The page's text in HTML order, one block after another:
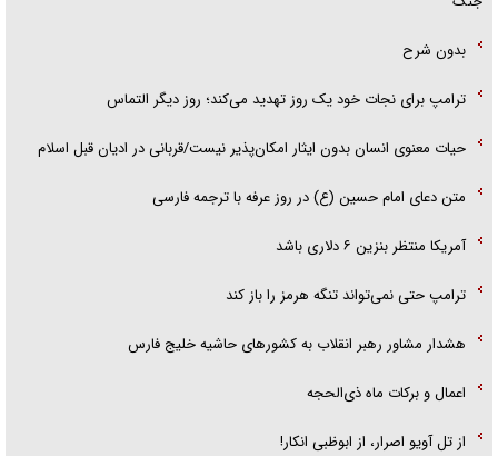
بدون شرح
ترامپ برای نجات خود یک روز تهدید می‌کند؛ روز دیگر التماس
حیات معنوی انسان بدون ایثار امکان‌پذیر نیست/قربانی در ادیان قبل اسلام
متن دعای امام حسین (ع) در روز عرفه با ترجمه فارسی
آمریکا منتظر بنزین ۶ دلاری باشد
ترامپ حتی نمی‌تواند تنگه هرمز را باز کند
هشدار مشاور رهبر انقلاب به کشور‌های حاشیه خلیج فارس
اعمال و برکات ماه ذی‌الحجه
از تل آویو اصرار، از ابوظبی انکار!